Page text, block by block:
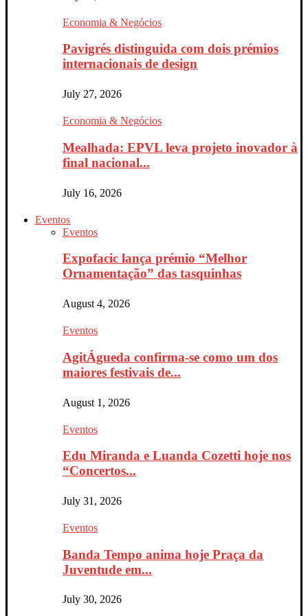
Economia & Negócios
Pavigrés distinguida com dois prémios
internacionais de design
July 27, 2026
Economia & Negócios
Mealhada: EPVL leva projeto inovador à
final nacional...
July 16, 2026
Eventos
Eventos
Expofacic lança prémio “Melhor
Ornamentação” das tasquinhas
August 4, 2026
Eventos
AgitÁgueda confirma-se como um dos
maiores festivais de...
August 1, 2026
Eventos
Edu Miranda e Luanda Cozetti hoje nos
“Concertos...
July 31, 2026
Eventos
Banda Tempo anima hoje Praça da
Juventude em...
July 30, 2026